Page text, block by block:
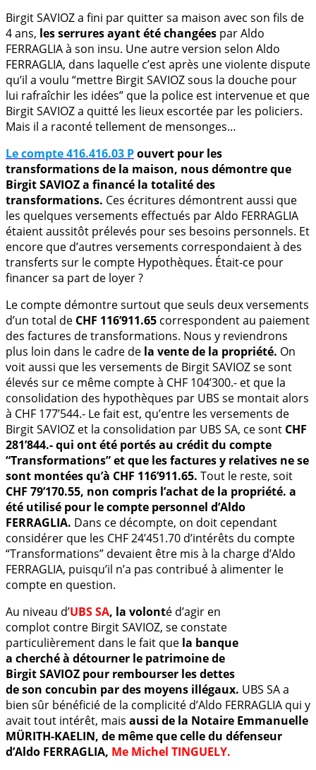
Birgit SAVIOZ a fini par quitter sa maison avec son fils de
4 ans, les serrures ayant été changées par Aldo
FERRAGLIA à son insu. Une autre version selon Aldo
FERRAGLIA, dans laquelle c’est après une violente dispute
qu’il a voulu “mettre Birgit SAVIOZ sous la douche pour
lui rafraîchir les idées” que la police est intervenue et que
Birgit SAVIOZ a quitté les lieux escortée par les policiers.
Mais il a raconté tellement de mensonges…
Le compte 416.416.03 Pouvert pour les
transformations de la maison, nous démontre que
Birgit SAVIOZ a financé la totalité des
transformations. Ces écritures démontrent aussi que
les quelques versements effectués par Aldo FERRAGLIA
étaient aussitôt prélevés pour ses besoins personnels. Et
encore que d’autres versements correspondaient à des
transferts sur le compte Hypothèques. Était-ce pour
financer sa part de loyer ?
Le compte démontre surtout que seuls deux versements
d’un total de CHF 116’911.65 correspondent au paiement
des factures de transformations. Nous y reviendrons
plus loin dans le cadre de la vente de la propriété. On
voit aussi que les versements de Birgit SAVIOZ se sont
élevés sur ce même compte à CHF 104’300.- et que la
consolidation des hypothèques par UBS se montait alors
à CHF 177’544.- Le fait est, qu’entre les versements de
Birgit SAVIOZ et la consolidation par UBS SA, ce sont CHF
281’844.- qui ont été portés au crédit du compte
“Transformations” et que les factures y relatives ne se
sont montées qu’à CHF 116’911.65. Tout le reste, soit
CHF 79’170.55, non compris l’achat de la propriété. a
été utilisé pour le compte personnel d’Aldo
FERRAGLIA. Dans ce décompte, on doit cependant
considérer que les CHF 24’451.70 d’intérêts du compte
“Transformations” devaient être mis à la charge d’Aldo
FERRAGLIA, puisqu’il n’a pas contribué à alimenter le
compte en question.
Au niveau d’UBS SA, la volonté d’agir en
complot contre Birgit SAVIOZ, se constate
particulièrement dans le fait que la banque
a cherché à détourner le patrimoine de
Birgit SAVIOZ pour rembourser les dettes
de son concubin par des moyens illégaux. UBS SA a
bien sûr bénéficié de la complicité d’Aldo FERRAGLIA qui y
avait tout intérêt, mais aussi de la Notaire Emmanuelle
MÜRITH-KAELIN, de même que celle du défenseur
d’Aldo FERRAGLIA, Me Michel TINGUELY.